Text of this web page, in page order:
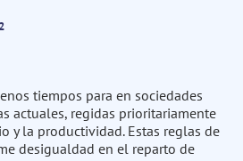
tiempos para en sociedades
actuales, regidas prioritariamente
y la productividad. Estas reglas de
desigualdad en el reparto de